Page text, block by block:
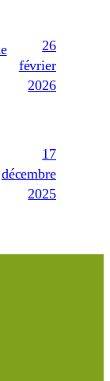
26
février
2026
17
décembre
2025